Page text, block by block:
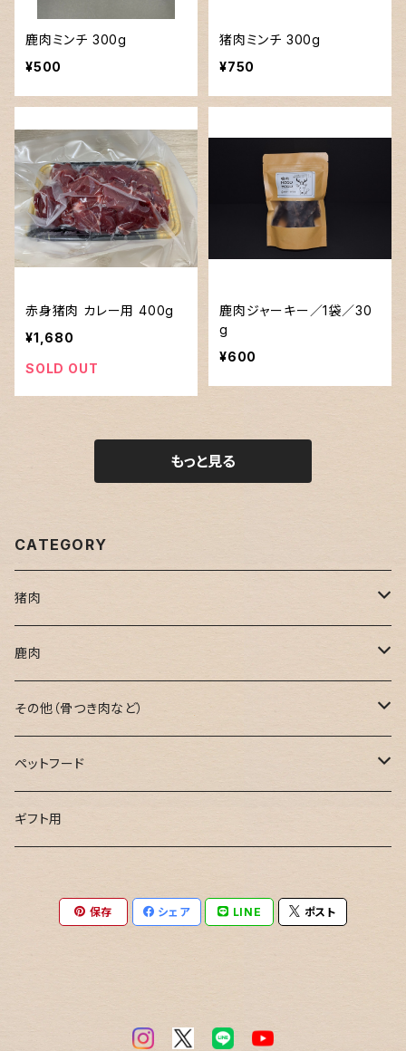
鹿肉ミンチ 300g
¥500
猪肉ミンチ 300g
¥750
赤身猪肉 カレー用 400g
¥1,680
SOLD OUT
鹿肉ジャーキー／1袋／30
g
¥600
もっと見る
CATEGORY
猪肉
焼肉用
鍋用
ミンチ肉
ブロック肉
鹿肉
焼肉用
鍋用
ミンチ肉
その他（骨つき肉など）
骨つき肉
串用
カレー用
ペットフード
鹿肉ジャーキー
ギフト用
保存 シェア LINE ポスト